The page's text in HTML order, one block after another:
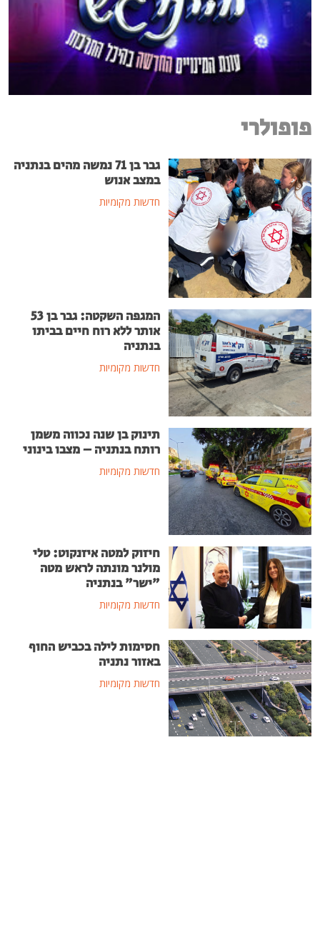
פופולרי
גבר בן 71 נמשה מהים בנתניה
במצב אנוש
חדשות מקומיות
המגפה השקטה: גבר בן 53
אותר ללא רוח חיים בביתו
בנתניה
חדשות מקומיות
תינוק בן שנה נכווה משמן
רותח בנתניה – מצבו בינוני
חדשות מקומיות
חיזוק למטה איזנקוט: טלי
מולנר מונתה לראש מטה
"ישר" בנתניה
חדשות מקומיות
חסימות לילה בכביש החוף
באזור נתניה
חדשות מקומיות